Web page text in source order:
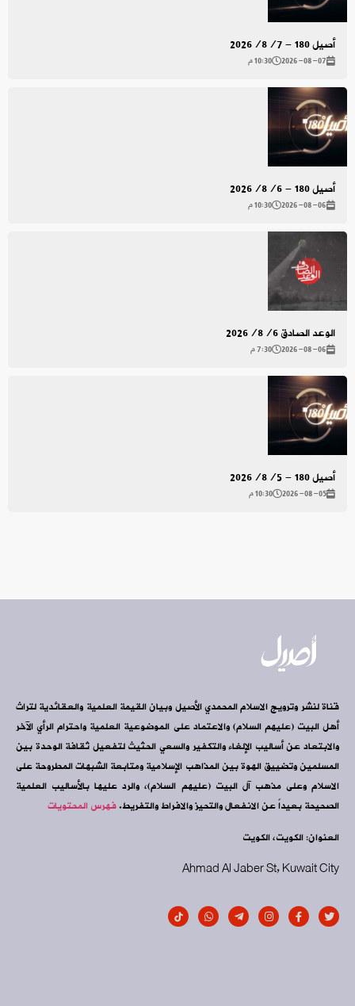
أصيل 180 - 2026/8/7
2026-08-07 10:30 م
أصيل 180 - 2026/8/6
2026-08-06 10:30 م
الوعد الصادق 2026/8/6
2026-08-06 7:30 م
أصيل 180 - 2026/8/5
2026-08-05 10:30 م
قناة لنشر وترويج الاسلام المحمدي الأصيل وبيان القيمة العلمية والعقائدية لتراث
أهل البيت (عليهم السلام) والاعتماد على الموضوعية العلمية واحترام الرأي الآخر
والابتعاد عن أساليب الإلغاء والتكفير والسعي الحثيث لتفعيل ثقافة الوحدة بين
المسلمين وتضييق الهوة بين المذاهب الإسلامية ومتابعة الشبهات المطروحة على
الاسلام وعلى مذهب آل البيت (عليهم السلام)، والرد عليها بالأساليب العلمية
الصحيحة بعيداً عن الانفعال والتحيز والافراط والتفريط.فهرس المحتويات
العنوان: الكويت، الكويت
Ahmad Al Jaber St, Kuwait City